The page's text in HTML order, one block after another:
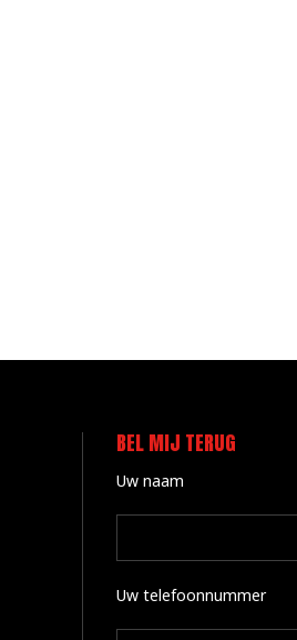
BEL MIJ TERUG
Uw naam
Uw telefoonnummer